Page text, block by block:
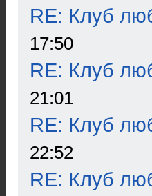
RE: Клуб
17:50
RE: Клуб
21:01
RE: Клуб
22:52
RE: Клуб